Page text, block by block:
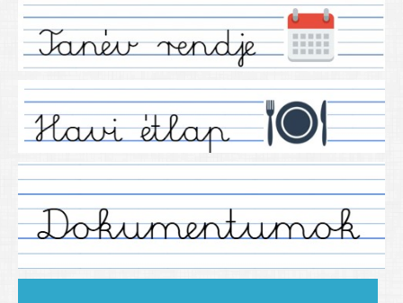
Tanáraink
Tanéveink
Régebbi tanéveink
2021/2022 tanév
2012/2013. tanév
2013/2014. tanév
2014/2015. tanév
2015/2016. tanév
2016/2017 tanév